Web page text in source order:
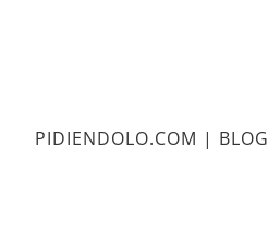
PIDIENDOLO.COM | BLOG